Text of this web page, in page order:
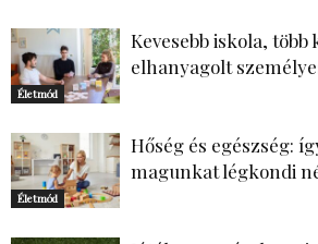
Életmód
Kevesebb iskola, több
elhanyagolt
Életmód
Hőség és egészség:
magunkat légkondi